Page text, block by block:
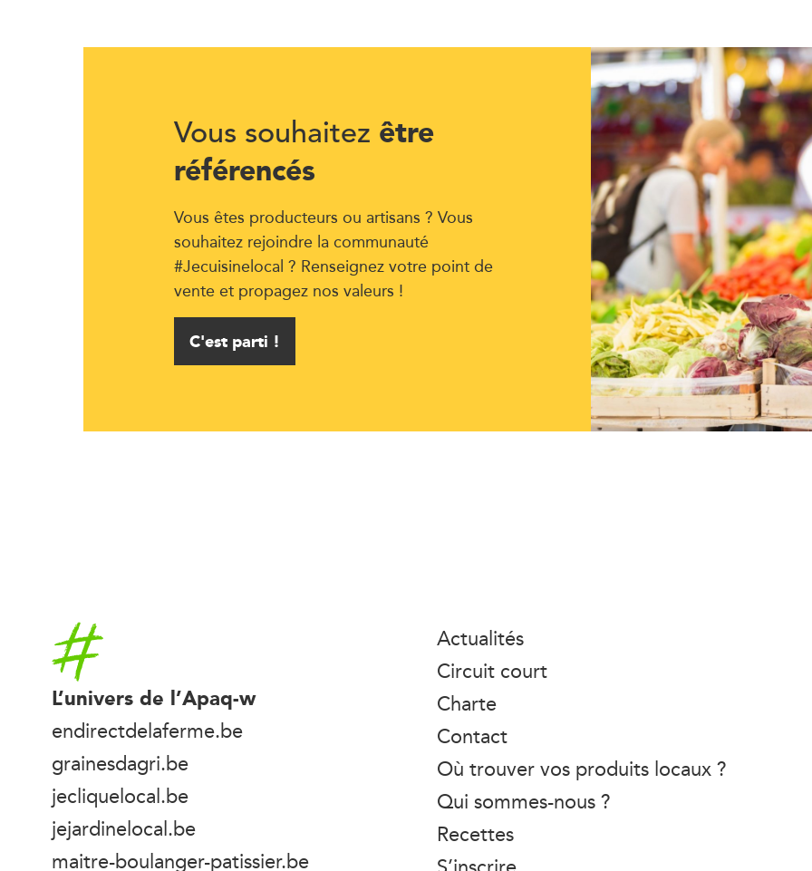
Vous souhaitez être
référencés
Vous êtes producteurs ou artisans ? Vous
souhaitez rejoindre la communauté
#Jecuisinelocal ? Renseignez votre point de
vente et propagez nos valeurs !
C'est parti !
Accueil
L’univers de l’Apaq-w
endirectdelaferme.be
grainesdagri.be
jecliquelocal.be
jejardinelocal.be
maitre-boulanger-patissier.be
Actualités
Circuit court
Charte
Contact
Où trouver vos produits locaux ?
Qui sommes-nous ?
Recettes